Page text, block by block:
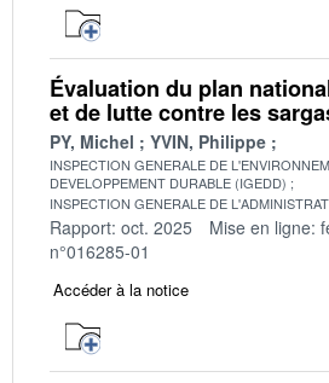
Évaluation du plan
et de lutte contre les
PY, Michel YVIN, Philippe
INSPECTION GENERALE DE
DEVELOPPEMENT DURABLE (IGEDD)
INSPECTION GENERALE DE
Rapport: oct. 2025 Mise en ligne:
n°016285-01
Accéder à la notice